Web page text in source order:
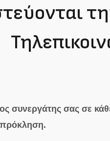
συνεργάτης σας σε
πρόκληση.